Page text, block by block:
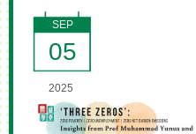
SEP
05
2025